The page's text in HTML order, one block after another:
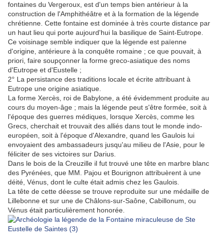
fontaines du Vergeroux, est d'un temps bien antérieur à la
construction de l'Amphithéâtre et à la formation de la légende
chrétienne. Cette fontaine est dominée à très courte distance par
un haut lieu qui porte aujourd'hui la basilique de Saint-Eutrope.
Ce voisinage semble indiquer que la légende est païenne
d'origine, antérieure à la conquête romaine ; ce que pouvait, à
priori, faire soupçonner la forme greco-asiatique des noms
d'Eutrope et d'Eustelle ;
2° La persistance des traditions locale et écrite attribuant à
Eutrope une origine asiatique.
La forme Xercès, roi de Babylone, a été évidemment produite au
cours du moyen-âge ; mais la légende peut s'être formée, soit à
l'époque des guerres médiques, lorsque Xercès, comme les
Grecs, cherchait et trouvait des alliés dans tout le monde indo-
européen, soit à l'époque d'Alexandre, quand les Gaulois lui
envoyaient des ambassadeurs jusqu'au milieu de l'Asie, pour le
féliciter de ses victoires sur Darius.
Dans le bois de la Creuzille il fut trouvé une tête en marbre blanc
des Pyrénées, que MM. Pajou et Bourignon attribuèrent à une
déité, Vénus, dont le culte était admis chez les Gaulois.
La tête de cette déesse se trouve reproduite sur une médaille de
Lillebonne et sur une de Châlons-sur-Saône, Cabillonum, ou
Vénus était particulièrement honorée.